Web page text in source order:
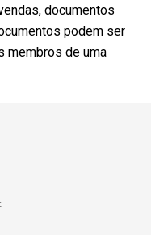
documentos
podem ser
membros de uma